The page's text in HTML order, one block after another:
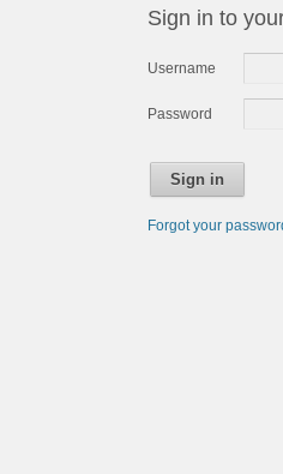
Sign in to
Username
Password
Sign in
Forgot your